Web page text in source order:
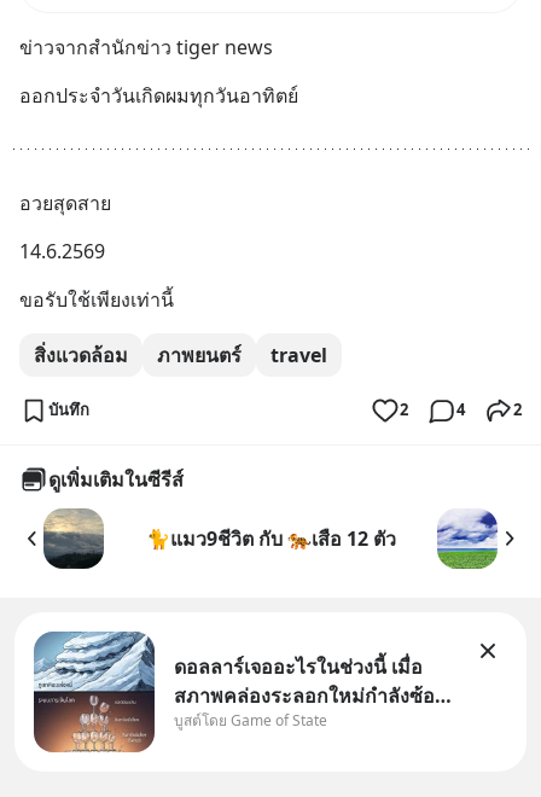
“ป้าเก๋าเล่ากลโกง” เพื่อรู้ทันมุก
หลอกลวงในคราบ
ข่าวจากสำนักข่าว tiger news
ออกประจำวันเกิดผมทุกวันอาทิตย์
อวยสุดสาย
14.6.2569
ขอรับใช้เพียงเท่านี้
สิ่งแวดล้อม ภาพยนตร์ travel
บันทึก 2 4 2
ดูเพิ่มเติมในซีรีส์
🐈แมว9ชีวิต กับ 🐅เสือ 12 ตัว
ดอลลาร์เจออะไรในช่วงนี้ เมื่อ
สภาพคล่องระลอกใหม่กำลังซ้อน
ทับบนภูเขาหนี้ที่ไม่มีใครกล้าแตะ
บูสต์โดย Game of State